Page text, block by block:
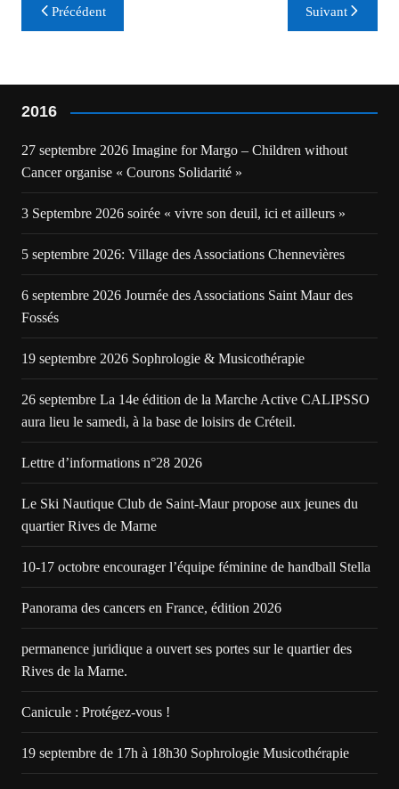
de
Précédent Suivant
2016
27 septembre 2026 Imagine for Margo – Children without
Cancer organise « Courons Solidarité »
3 Septembre 2026 soirée « vivre son deuil, ici et ailleurs »
5 septembre 2026: Village des Associations Chennevières
6 septembre 2026 Journée des Associations Saint Maur des
Fossés
19 septembre 2026 Sophrologie & Musicothérapie
26 septembre La 14e édition de la Marche Active CALIPSSO
aura lieu le samedi, à la base de loisirs de Créteil.
Lettre d’informations n°28 2026
Le Ski Nautique Club de Saint-Maur propose aux jeunes du
quartier Rives de Marne
10-17 octobre encourager l’équipe féminine de handball Stella
Panorama des cancers en France, édition 2026
permanence juridique a ouvert ses portes sur le quartier des
Rives de la Marne.
Canicule : Protégez-vous !
19 septembre de 17h à 18h30 Sophrologie Musicothérapie